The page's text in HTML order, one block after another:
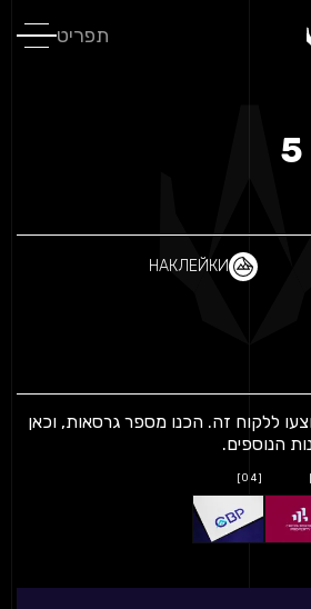
תפריט
НАКЛЕЙКИ
ללקוח זה. הכנו מספר גרסאות, וכאן
הנוספים.
[04]